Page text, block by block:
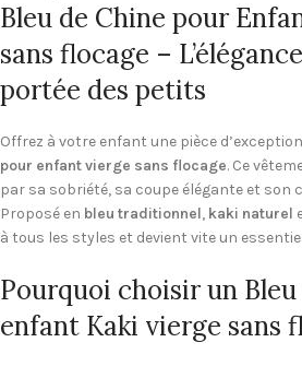
Bleu de Chine pour
sans flocage –
portée des petits
Offrez à votre enfant une pièce
pour enfant vierge sans flocage. Ce
par sa sobriété, sa coupe élégante et
Proposé en bleu traditionnel, kaki naturel
à tous les styles et devient vite un
Pourquoi choisir un
enfant Kaki vierge sans